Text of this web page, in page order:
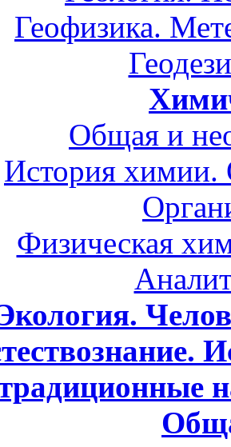
Геофизика.
Общая и
История
Физическая